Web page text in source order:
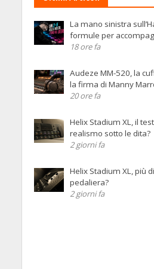
La mano sinistra
formule per
18 ore fa
Audeze MM-520, la
la firma di Manny
20 ore fa
Helix Stadium XL, il
realismo sotto le dita?
2 giorni fa
Helix Stadium XL, più
pedaliera?
2 giorni fa